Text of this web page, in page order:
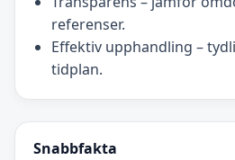
referenser.
Effektiv upphandling –
tidplan.
Snabbfakta